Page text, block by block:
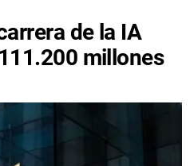
de la IA
millones